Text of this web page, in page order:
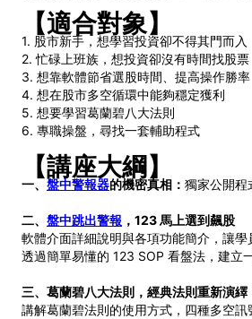
【適合對象】
1. 股市新手，想學習投資卻不得其門而入
2. 忙碌上班族，想投資卻沒有時間找股票
3. 想靠軟體節省選股時間、提高操作勝率
4. 想在股市多空循環中能夠穩定獲利
5. 想要學習葛蘭碧八大法則
6. 專職操盤，尋找一套輔助程式
【講座大綱】
一、盤中警報器的機密真相： 獨家公開程
二、 盤中跳出警報 ，123 馬上選到飆股
軟體介面詳細說明與各項功能簡介，讓學
透過簡單易懂的 123 SOP 看盤法，建立
三、葛蘭碧八大法則，經典法則重新演繹
講解葛蘭碧法則的使用方式，四種多空訊